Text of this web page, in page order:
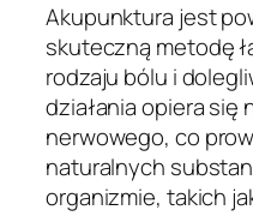
Akupunktura jest
skuteczną metodę
rodzaju bólu i
działania opiera się
nerwowego, co
naturalnych
organizmie, takich